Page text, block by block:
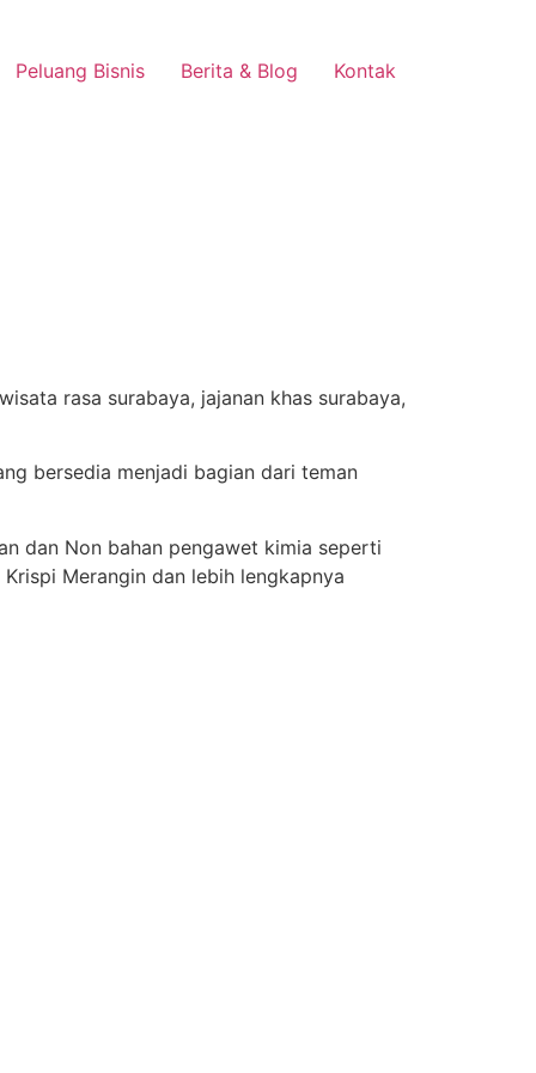
Peluang Bisnis Berita & Blog Kontak
bersedia menjadi bagian dari teman
dan Non bahan pengawet kimia seperti
Merangin dan lebih lengkapnya